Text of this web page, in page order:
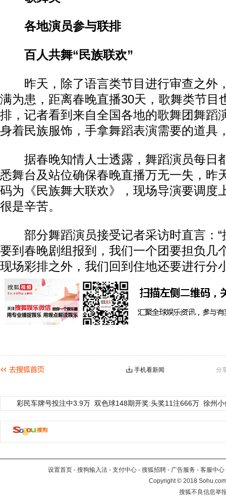
各地演员参与联排
百人共舞“民族联欢”
昨天，除了语言类节目进行审查之外
满为患，距离春晚直播30天，歌舞类节目
排，记者看到来自全国各地的歌舞团舞蹈
身着民族服饰，手拿舞蹈表演需要的道具
据春晚知情人士透露，舞蹈演员每日
悉舞台及站位确保春晚直播万无一失，昨
码为《民族舞大联欢》，现场导演要调度
很是辛苦。
部分舞蹈演员接受记者采访时直言：“
要到春晚剧组报到，我们一个团要担负几
现场彩排之外，我们回到住地还要进行分
分
手机看新闻
彩民车牌号投注中3.9万 双色球148期开奖:头奖11注666万 徐州
设置首页 - 搜狗输入法 - 支付中心 - 搜狐招聘 - 广告服务 - 客服中心
Copyright©2018
搜狐不良信息举